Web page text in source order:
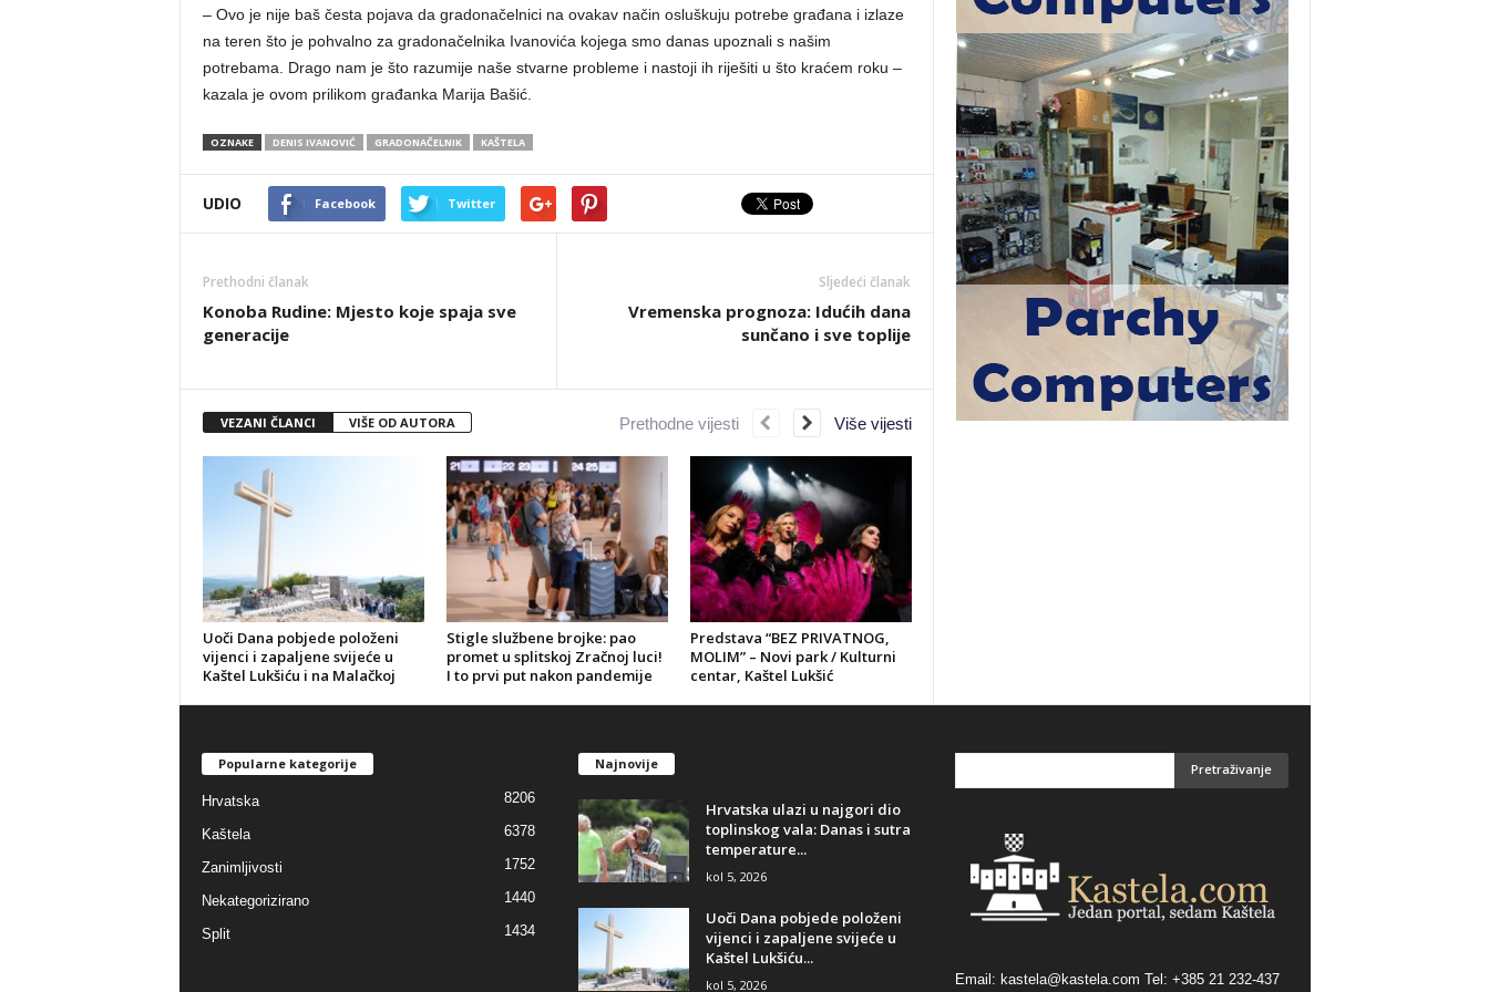
– Ovo je nije baš česta pojava da gradonačelnici na ovakav način osluškuju potrebe građana i izlaze
na teren što je pohvalno za gradonačelnika Ivanovića kojega smo danas upoznali s našim
potrebama. Drago nam je što razumije naše stvarne probleme i nastoji ih riješiti u što kraćem roku –
kazala je ovom prilikom građanka Marija Bašić.
OZNAKE DENIS IVANOVIĆ GRADONAČELNIK KAŠTELA
UDIO Facebook Twitter
Prethodni članak
Konoba Rudine: Mjesto koje spaja sve
generacije
Sljedeći članak
Vremenska prognoza: Idućih dana
sunčano i sve toplije
VEZANI ČLANCI VIŠE OD AUTORA
Uoči Dana pobjede položeni
vijenci i zapaljene svijeće u
Kaštel Lukšiću i na Malačkoj
Stigle službene brojke: pao
promet u splitskoj Zračnoj luci!
I to prvi put nakon pandemije
Predstava “BEZ PRIVATNOG,
MOLIM” – Novi park / Kulturni
centar, Kaštel Lukšić
Prethodne vijesti Više vijesti
Popularne kategorije
Hrvatska 8206
Kaštela 6378
Zanimljivosti 1752
Nekategorizirano 1440
Split 1434
Najnovije
Hrvatska ulazi u najgori dio
toplinskog vala: Danas i sutra
temperature...
kol 5, 2026
Uoči Dana pobjede položeni
vijenci i zapaljene svijeće u
Kaštel Lukšiću...
kol 5, 2026 Email: kastela@kastela.com Tel: +385 21 232-437